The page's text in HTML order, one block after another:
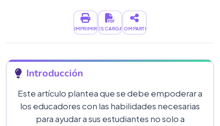
IMPRIMIRDESCARGARCOMPARTIR
Introducción
Este artículo plantea que se debe empoderar a
los educadores con las habilidades necesarias
para ayudar a sus estudiantes no solo a